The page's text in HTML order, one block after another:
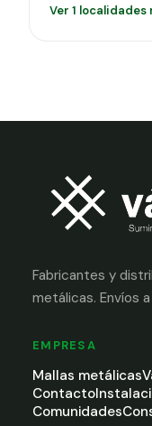
Ver 1 localidades
Fabricantes y
metálicas. Envíos
EMPRESA
Mallas metálicas
Contacto
Comunidades